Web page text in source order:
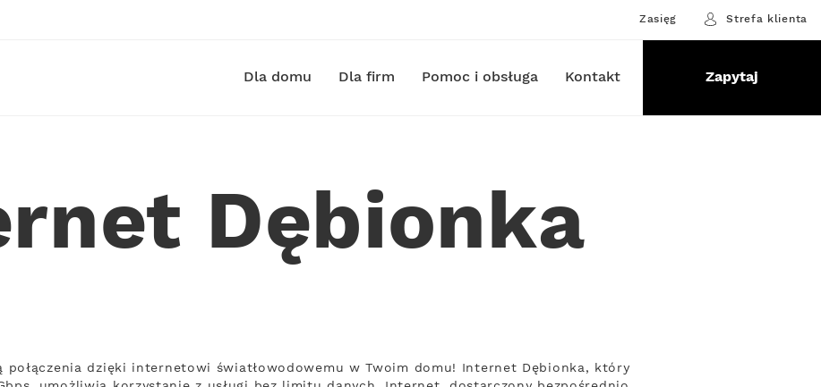
Zasięg Strefa klienta
Dla domu Dla firm Pomoc i obsługa Kontakt Zapytaj
Dębionka
połączenia dzięki internetowi światłowodowemu w Twoim domu! Internet Dębionka, który